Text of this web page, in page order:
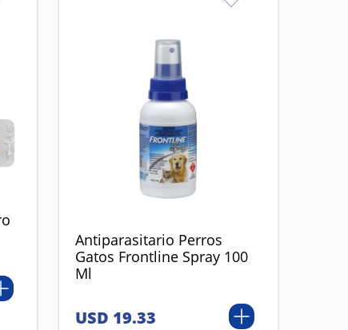
Antiparasitario Perros
Gatos Frontline Spray 100
Ml
USD 19.33